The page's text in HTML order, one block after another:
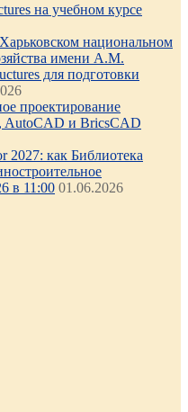
на учебном курсе
национальном
имени А.М.
для подготовки
проектирование
AutoCAD и BricsCAD
как Библиотека
в 11:00 01.06.2026